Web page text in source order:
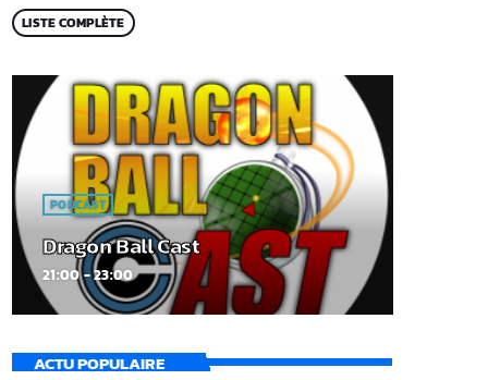
LISTE COMPLÈTE
PODCAST
Dragon Ball Cast
21:00 - 23:00
ACTU POPULAIRE